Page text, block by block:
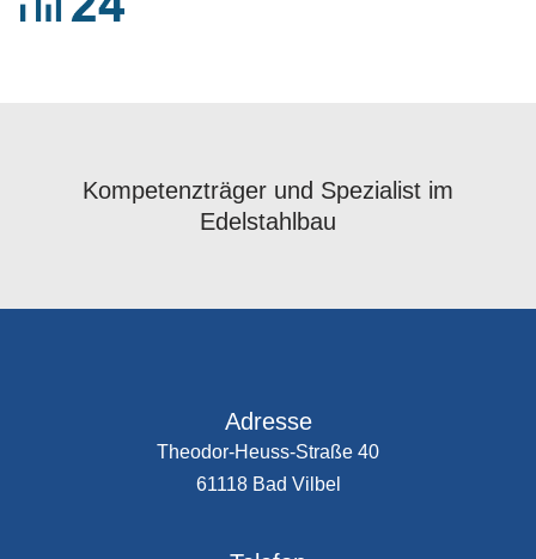
Kompetenzträger und Spezialist im
Edelstahlbau
Adresse
Theodor-Heuss-Straße 40
61118 Bad Vilbel